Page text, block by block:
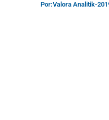
Por:Valora Analitik-